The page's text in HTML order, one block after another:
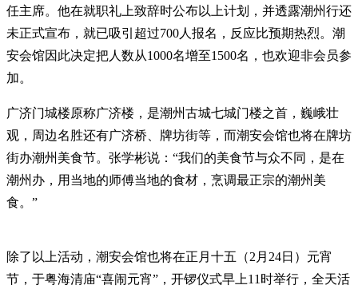
任主席。他在就职礼上致辞时公布以上计划，并透露潮州行还
未正式宣布，就已吸引超过700人报名，反应比预期热烈。潮
安会馆因此决定把人数从1000名增至1500名，也欢迎非会员参
加。
广济门城楼原称广济楼，是潮州古城七城门楼之首，巍峨壮
观，周边名胜还有广济桥、牌坊街等，而潮安会馆也将在牌坊
街办潮州美食节。张学彬说：“我们的美食节与众不同，是在
潮州办，用当地的师傅当地的食材，烹调最正宗的潮州美
食。”
除了以上活动，潮安会馆也将在正月十五（2月24日）元宵
节，于粤海清庙“喜闹元宵”，开锣仪式早上11时举行，全天活